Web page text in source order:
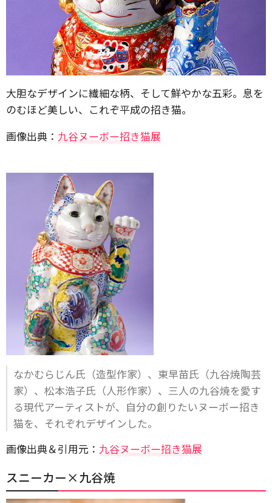
大胆なデザインに繊細な柄、そして鮮やかな五彩。息を
のむほど美しい、これぞ平成の招き猫。
画像出典： 九谷ヌーボー招き猫展
なかむらじん氏（造型作家）、東早苗氏（九谷焼陶芸
家）、松本浩子氏（人形作家）、三人の九谷焼を愛す
る現代アーティストが、自分の創りたいヌーボー招き
猫を、それぞれデザインした。
画像出典＆引用元： 九谷ヌーボー招き猫展
スニーカー×九谷焼